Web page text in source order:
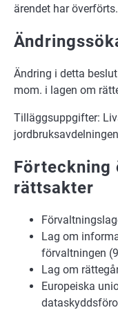
ärendet har överförts.
Ändring i detta
mom. i lagen om
Tilläggsuppgifter:
rättsakter
Lag om
förvaltningen
Lag om
Europeiska